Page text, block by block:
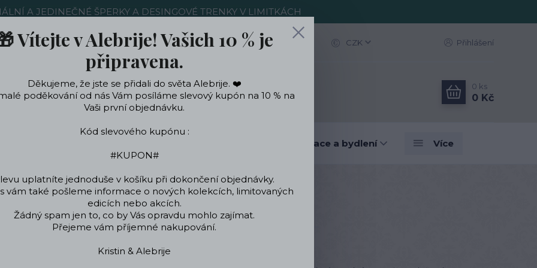
A JEDINEČNÉ ŠPERKY A DESINGOVÉ TRENKY V LIMITKÁCH
Nákup u nás Kontakty Ochrana soukromí Blog CZK Přihlášení
Hledat
0 ks
0 Kč
a doplňky Designové dekorace a bydlení Více
Náramky Symbolické náramky Přírodní motivy Náramek Ananas Barevný
Náramek Ananas Barevný
Vítejte v Alebrije! Vašich 10 % je
připravena.
Děkujeme, že jste se přidali do světa Alebrije. ❤️
poděkování od nás Vám posíláme slevový kupón na 10 % na
Vaši první objednávku.
Kód slevového kupónu :
#KUPON#
uplatníte jednoduše v košíku při dokončení objednávky.
vám také pošleme informace o nových kolekcích, limitovaných
edicích nebo akcích.
Žádný spam jen to, co by Vás opravdu mohlo zajímat.
Přejeme vám příjemné nakupování.
Kristin & Alebrije